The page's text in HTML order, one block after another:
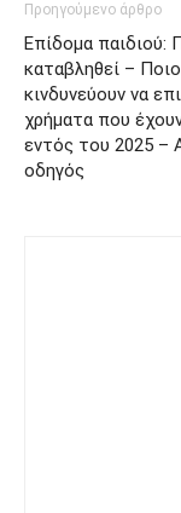
Προηγούμενο άρθρο
Επίδομα παιδιού:
καταβληθεί –
κινδυνεύουν να
χρήματα που
εντός του 2025 –
οδηγός